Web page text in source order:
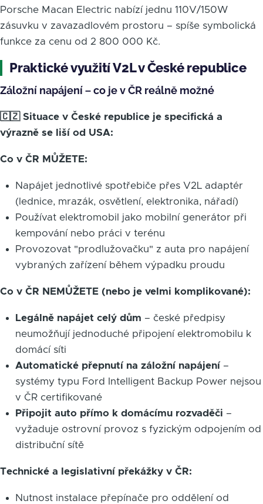
Porsche Macan Electric nabízí jednu 110V/150W
zásuvku v zavazadlovém prostoru – spíše symbolická
funkce za cenu od 2 800 000 Kč.
Praktické využití V2L v České republice
Záložní napájení – co je v ČR reálně možné
🇨🇿 Situace v České republice je specifická a
výrazně se liší od USA:
Co v ČR MŮŽETE:
Napájet jednotlivé spotřebiče přes V2L adaptér
(lednice, mrazák, osvětlení, elektronika, nářadí)
Používat elektromobil jako mobilní generátor při
kempování nebo práci v terénu
Provozovat "prodlužovačku" z auta pro napájení
vybraných zařízení během výpadku proudu
Co v ČR NEMŮŽETE (nebo je velmi komplikované):
Legálně napájet celý dům – české předpisy
neumožňují jednoduché připojení elektromobilu k
domácí síti
Automatické přepnutí na záložní napájení–
systémy typu Ford Intelligent Backup Power nejsou
v ČR certifikované
Připojit auto přímo k domácímu rozvaděči –
vyžaduje ostrovní provoz s fyzickým odpojením od
distribuční sítě
Technické a legislativní překážky v ČR:
Nutnost instalace přepínače pro oddělení od